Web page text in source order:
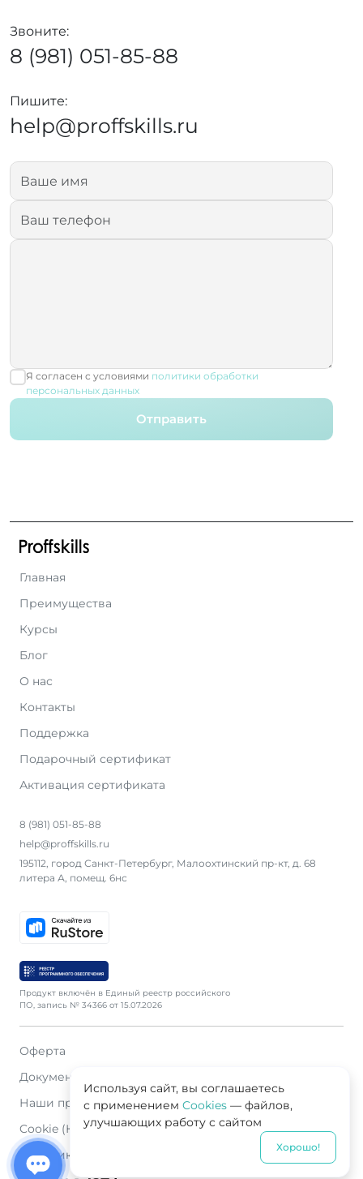
Звоните:
8 (981) 051-85-88
Пишите:
help@proffskills.ru
Я согласен с условиями политики обработки
персональных данных
Отправить
Главная
Преимущества
Курсы
Блог
О нас
Контакты
Поддержка
Подарочный сертификат
Активация сертификата
8 (981) 051-85-88
help@proffskills.ru
195112, город Санкт-Петербург, Малоохтинский пр-кт, д. 68
литера А, помещ. 6нс
Продукт включён в Единый реестр российского
ПО, запись № 34366 от 15.07.2026
Оферта
Документация
Наши продавцы
Cookie (Куки)
Политика конфиденциальности
Используя сайт, вы соглашаетесь
с применением Cookies — файлов,
улучшающих работу с сайтом
Хорошо!